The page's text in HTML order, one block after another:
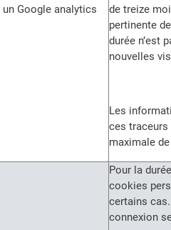
Google analytics
de treize
pertinente
durée n’est
nouvelles
Les
ces traceurs
maximale
Pour la
cookies
certains
connexion